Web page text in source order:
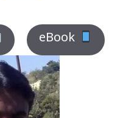
eBook